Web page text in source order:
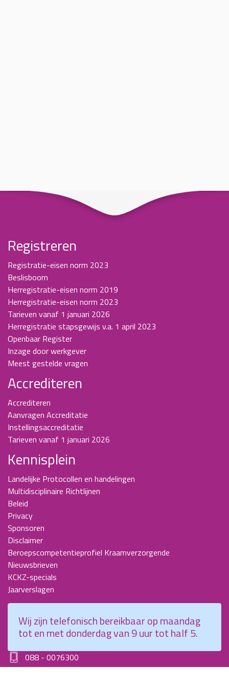
Registreren
Registratie-eisen norm 2023
Beslisboom
Herregistratie-eisen norm 2019
Herregistratie-eisen norm 2023
Tarieven vanaf 1 januari 2026
Herregistratie stapsgewijs v.a. 1 april 2023
Openbaar Register
Inzage door werkgever
Meest gestelde vragen
Accrediteren
Accrediteren
Aanvragen Accreditatie
Instellingsaccreditatie
Tarieven vanaf 1 januari 2026
Kennisplein
Landelijke Protocollen en handelingen
Multidisciplinaire Richtlijnen
Beleid
Privacy
Sponsoren
Disclaimer
Beroepscompetentieprofiel Kraamverzorgende
Nieuwsbrieven
KCKZ-specials
Jaarverslagen
Contact
Planetenweg 5
2132 HN, Hoofddorp
088 - 0076300
Wij zijn telefonisch bereikbaar op maandag
tot en met donderdag van 9 uur tot half 5.